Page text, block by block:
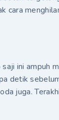
cara
ini ampuh
detik
juga.